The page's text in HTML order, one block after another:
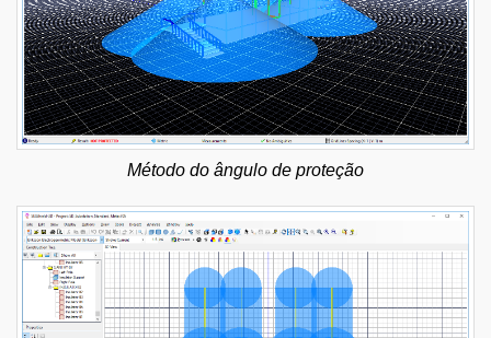
Método do ângulo de proteção